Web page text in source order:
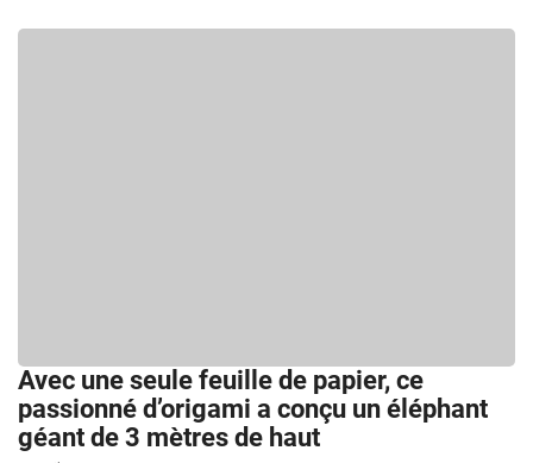
Avec une seule feuille de papier, ce
passionné d’origami a conçu un éléphant
géant de 3 mètres de haut